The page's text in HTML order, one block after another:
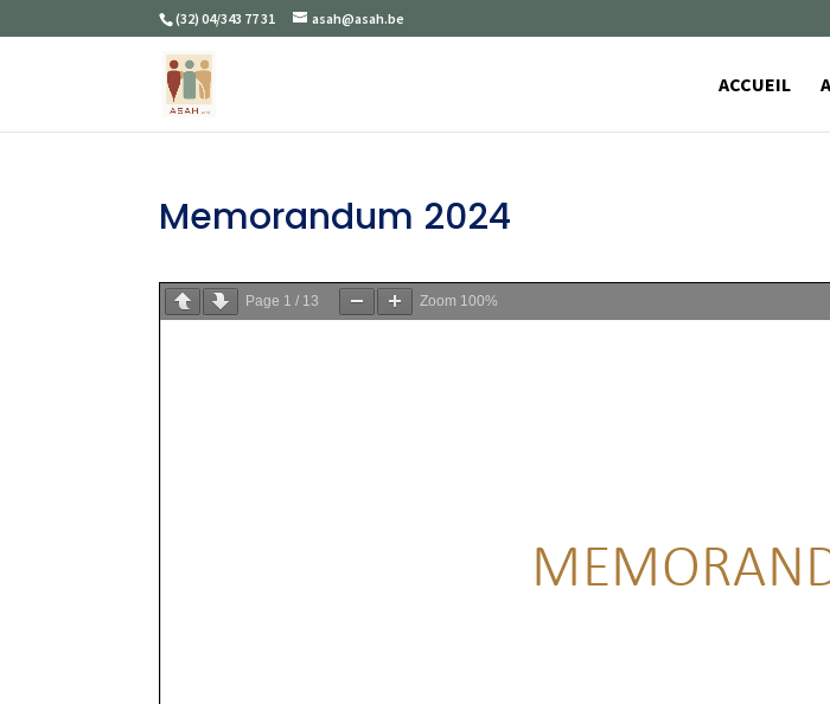
(32) 04/343 77 31 asah@asah.be
ACCUEIL
Memorandum 2024
Page 1 / 13 Zoom 100%